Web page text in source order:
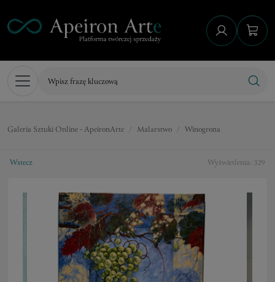
Galeria Sztuki Online - ApeironArte Malarstwo Winogrona
Wyświetlenia: 329
Wstecz